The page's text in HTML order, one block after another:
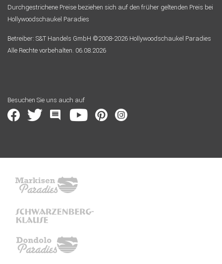
Durchgestrichene Preise beziehen sich auf den früher geltenden Preis bei
Hollywoodschaukel Paradies
Betreiber: S&T Handels GmbH ©2008-2026 Hollywoodschaukel Paradies
Alle Rechte vorbehalten. 06.08.2026
Besuchen Sie uns auch auf